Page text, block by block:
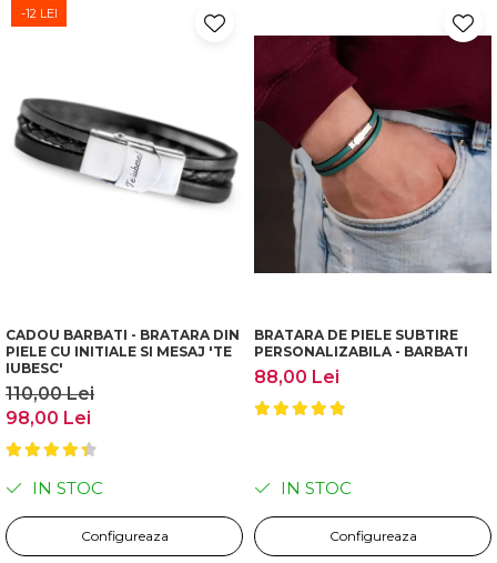
-12 LEI
CADOU BARBATI - BRATARA DIN
PIELE CU INITIALE SI MESAJ 'TE
IUBESC'
110,00 Lei
98,00 Lei
IN STOC
Configureaza
BRATARA DE PIELE SUBTIRE
PERSONALIZABILA - BARBATI
88,00 Lei
IN STOC
Configureaza